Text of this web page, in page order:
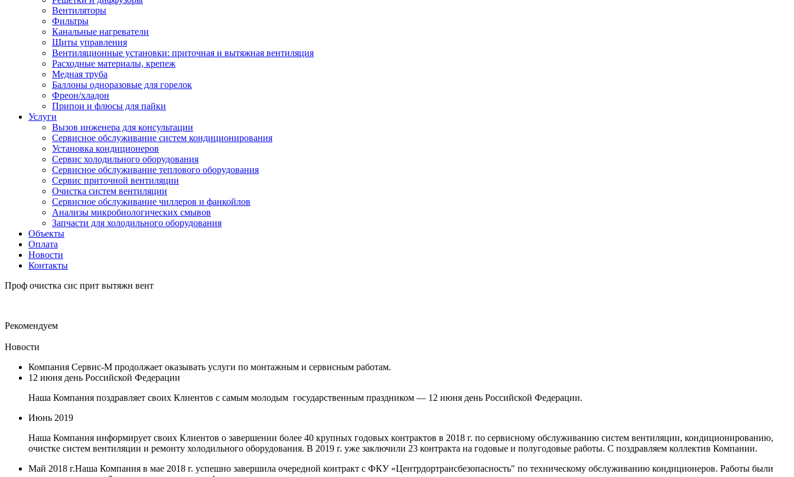
Вентиляторы
Фильтры
Канальные нагреватели
Щиты управления
Вентиляционные установки: приточная и вытяжная вентиляция
Расходные материалы, крепеж
Медная труба
Баллоны одноразовые для горелок
Фреон/хладон
Припои и флюсы для пайки
Услуги
Вызов инженера для консультации
Сервисное обслуживание систем кондиционирования
Установка кондиционеров
Сервис холодильного оборудования
Сервисное обслуживание теплового оборудования
Сервис приточной вентиляции
Очистка систем вентиляции
Сервисное обслуживание чиллеров и фанкойлов
Анализы микробиологических смывов
Запчасти для холодильного оборудования
Объекты
Оплата
Новости
Контакты
Проф очистка сис прит вытяжн вент
Рекомендуем
Новости
Компания Сервис-М продолжает оказывать услуги по монтажным и сервисным работам.
12 июня день Российской Федерации
Наша Компания поздравляет своих Клиентов с самым молодым государственным праздником — 12 июня день Российской Федерации.
Июнь 2019
Наша Компания информирует своих Клиентов о завершении более 40 крупных годовых контрактов в 2018 г. по сервисному обслуживанию систем вентиляции, кондиционированию,
очистке систем вентиляции и ремонту холодильного оборудования. В 2019 г. уже заключили 23 контракта на годовые и полугодовые работы. С поздравляем коллектив Компании.
Май 2018 г.Наша Компания в мае 2018 г. успешно завершила очередной контракт с ФКУ «Центрдортрансбезопасность" по техническому обслуживанию кондиционеров. Работы были